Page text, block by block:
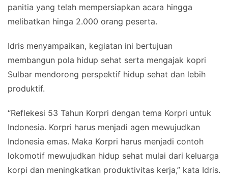
panitia yang telah mempersiapkan acara hingga
melibatkan hinga 2.000 orang peserta.
Idris menyampaikan, kegiatan ini bertujuan
membangun pola hidup sehat serta mengajak kopri
Sulbar mendorong perspektif hidup sehat dan lebih
produktif.
“Reflekesi 53 Tahun Korpri dengan tema Korpri untuk
Indonesia. Korpri harus menjadi agen mewujudkan
Indonesia emas. Maka Korpri harus menjadi contoh
lokomotif mewujudkan hidup sehat mulai dari keluarga
korpi dan meningkatkan produktivitas kerja,” kata Idris.